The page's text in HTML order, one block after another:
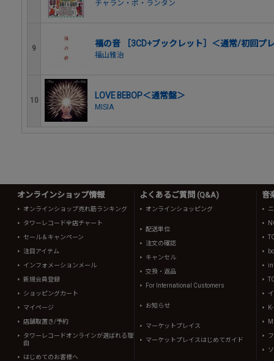
チャラン・ポ・ランタン
9 福の音 ［3CD+ブックレット］＜通常/初回プ
福山雅治
10 LOVE BEBOP＜通常盤＞
MISIA
オンラインショップ情報
オンラインショップ売れ筋ランキング
タワーレコード全店チャート
セール＆キャンペーン
注目アイテム
インフォメーションメール
新規会員登録
ショッピングカート
マイページ
店舗取置き/予約
タワーレコードオンラインが選ばれる理
由
はじめてのお客様へ
よくあるご質問 (Q&A)
オンラインショッピング
配送単位
注文の確認
キャンセル
交換・返品
For International Customers
お知らせ
マーケットプレイス
マーケットプレイスはじめてガイド
音